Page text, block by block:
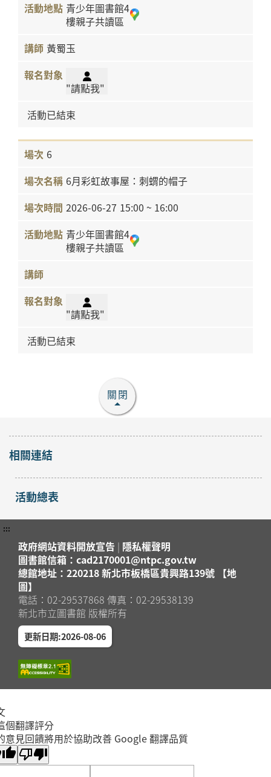
青少年圖書館4
樓親子共讀區
黃蜀玉
"請點我"
活動已結束
6
6月彩虹故事屋：刺蝟的帽子
2026-06-27 15:00 ~ 16:00
青少年圖書館4
樓親子共讀區
"請點我"
活動已結束
關閉
相關連結
活動總表
:::
政府網站資料開放宣告 | 隱私權聲明
圖書館信箱：cad2170001@ntpc.gov.tw
總館地址：220218 新北市板橋區貴興路139號 【地
圖】
電話：02-29537868 傳真：02-29538139
新北市立圖書館 版權所有
更新日期:2026-08-06
個翻譯評分
意見回饋將用於協助改善 Google 翻譯品質